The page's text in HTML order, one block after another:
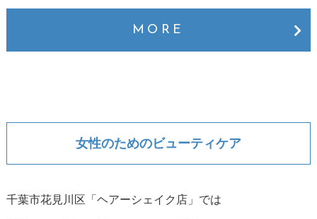
MORE
女性のためのビューティケア
千葉市花見川区「ヘアーシェイク店」では